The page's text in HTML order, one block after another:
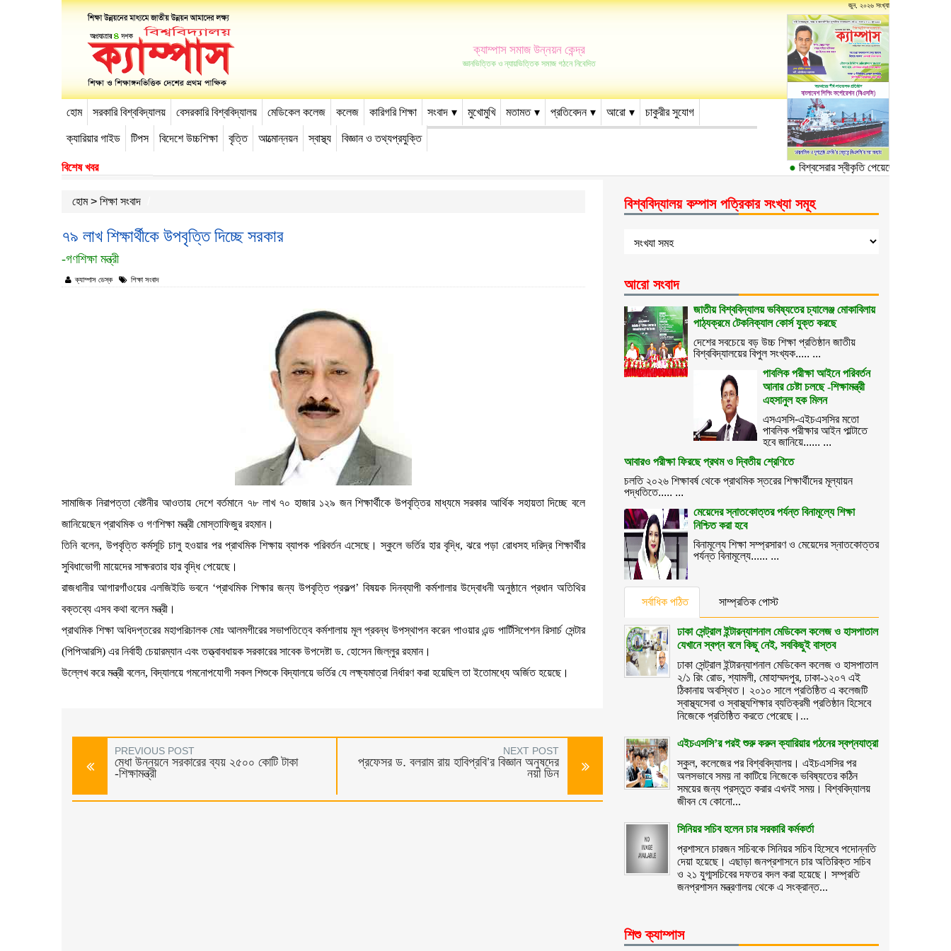
ক্যাম্পাস সমাজ উন্নয়ন কেন্দ্র
জ্ঞানভিত্তিক ও ন্যায়ভিত্তিক সমাজ গঠনে নিবেদিত
জুন, ২০২৬ সংখ্যা
হোম সরকারি বিশ্ববিদ্যালয় বেসরকারি বিশ্ববিদ্যালয় মেডিকেল কলেজ কলেজ কারিগরি শিক্ষা সংবাদ মুখোমুখি মতামত প্রতিবেদন আরো চাকুরীর সুযোগ
ক্যারিয়ার গাইড টিপস বিদেশে উচ্চশিক্ষা বৃত্তি আত্মোন্নয়ন স্বাস্থ্য বিজ্ঞান ও তথ্যপ্রযুক্তি
-->
বিশেষ খবর বিশ্বসেরার স্বীকৃতি পেয়েছে ঢাকা
হোম> শিক্ষা সংবাদ
৭৯ লাখ শিক্ষার্থীকে উপবৃত্তি দিচ্ছে সরকার
-গণশিক্ষা মন্ত্রী
ক্যাম্পাস ডেস্ক শিক্ষা সংবাদ
সামাজিক নিরাপত্তা বেষ্টনীর আওতায় দেশে বর্তমানে ৭৮ লাখ ৭০ হাজার ১২৯ জন শিক্ষার্থীকে উপবৃত্তির মাধ্যমে সরকার আর্থিক সহায়তা দিচ্ছে বলে
জানিয়েছেন প্রাথমিক ও গণশিক্ষা মন্ত্রী মোস্তাফিজুর রহমান।
তিনি বলেন, উপবৃত্তি কর্মসূচি চালু হওয়ার পর প্রাথমিক শিক্ষায় ব্যাপক পরিবর্তন এসেছে। স্কুলে ভর্তির হার বৃদ্ধি, ঝরে পড়া রোধসহ দরিদ্র শিক্ষার্থীর
সুবিধাভোগী মায়েদের সাক্ষরতার হার বৃদ্ধি পেয়েছে।
রাজধানীর আগারগাঁওয়ের এলজিইডি ভবনে ‘প্রাথমিক শিক্ষার জন্য উপবৃত্তি প্রকল্প’ বিষয়ক দিনব্যাপী কর্মশালার উদ্বোধনী অনুষ্ঠানে প্রধান অতিথির
বক্তব্যে এসব কথা বলেন মন্ত্রী।
প্রাথমিক শিক্ষা অধিদপ্তরের মহাপরিচালক মোঃ আলমগীরের সভাপতিত্বে কর্মশালায় মূল প্রবন্ধ উপস্থাপন করেন পাওয়ার এন্ড পার্টিসিপেশন রিসার্চ সেন্টার
(পিপিআরসি) এর নির্বাহী চেয়ারম্যান এবং তত্ত্বাবধায়ক সরকারের সাবেক উপদেষ্টা ড. হোসেন জিল্লুর রহমান।
উল্লেখ করে মন্ত্রী বলেন, বিদ্যালয়ে গমনোপযোগী সকল শিশুকে বিদ্যালয়ে ভর্তির যে লক্ষ্যমাত্রা নির্ধারণ করা হয়েছিল তা ইতোমধ্যে অর্জিত হয়েছে।
PREVIOUS POST
মেধা উন্নয়নে সরকারের ব্যয় ২৫০০ কোটি টাকা
-শিক্ষামন্ত্রী
NEXT POST
প্রফেসর ড. বলরাম রায় হাবিপ্রবি’র বিজ্ঞান অনুষদের
নয়া ডিন
বিশ্ববিদ্যালয় কম্পাস পত্রিকার সংখ্যা সমূহ
আরো সংবাদ
জাতীয় বিশ্ববিদ্যালয় ভবিষ্যতের চ্যালেঞ্জ মোকাবিলায়
পাঠ্যক্রমে টেকনিক্যাল কোর্স যুক্ত করছে
দেশের সবচেয়ে বড় উচ্চ শিক্ষা প্রতিষ্ঠান জাতীয়
বিশ্ববিদ্যালয়ের বিপুল সংখ্যক..... ...
পাবলিক পরীক্ষা আইনে পরিবর্তন
আনার চেষ্টা চলছে -শিক্ষামন্ত্রী
এহসানুল হক মিলন
এসএসসি-এইচএসসির মতো
পাবলিক পরীক্ষার আইন পাল্টাতে
হবে জানিয়ে...... ...
আবারও পরীক্ষা ফিরছে প্রথম ও দ্বিতীয় শ্রেণিতে
চলতি ২০২৬ শিক্ষাবর্ষ থেকে প্রাথমিক স্তরের শিক্ষার্থীদের মূল্যায়ন
পদ্ধতিতে..... ...
মেয়েদের স্নাতকোত্তর পর্যন্ত বিনামূল্যে শিক্ষা
নিশ্চিত করা হবে
বিনামূল্যে শিক্ষা সম্প্রসারণ ও মেয়েদের স্নাতকোত্তর
পর্যন্ত বিনামূল্যে...... ...
সর্বাধিক পঠিত সাম্প্রতিক পোস্ট
ঢাকা সেন্ট্রাল ইন্টারন্যাশনাল মেডিকেল কলেজ ও হাসপাতাল
যেখানে স্বপ্ন বলে কিছু নেই, সবকিছুই বাস্তব
ঢাকা সেন্ট্রাল ইন্টারন্যাশনাল মেডিকেল কলেজ ও হাসপাতাল
২/১ রিং রোড, শ্যামলী, মোহাম্মদপুর, ঢাকা-১২০৭ এই
ঠিকানায় অবস্থিত। ২০১০ সালে প্রতিষ্ঠিত এ কলেজটি
স্বাস্থ্যসেবা ও স্বাস্থ্যশিক্ষার ব্যতিক্রমী প্রতিষ্ঠান হিসেবে
নিজেকে প্রতিষ্ঠিত করতে পেরেছে।...
এইচএসসি’র পরই শুরু করুন ক্যারিয়ার গঠনের স্বপ্নযাত্রা
স্কুল, কলেজের পর বিশ্ববিদ্যালয়। এইচএসসির পর
অলসভাবে সময় না কাটিয়ে নিজেকে ভবিষ্যতের কঠিন
সময়ের জন্য প্রস্তুত করার এখনই সময়। বিশ্ববিদ্যালয়
জীবন যে কোনো...
সিনিয়র সচিব হলেন চার সরকারি কর্মকর্তা
প্রশাসনে চারজন সচিবকে সিনিয়র সচিব হিসেবে পদোন্নতি
দেয়া হয়েছে। এছাড়া জনপ্রশাসনে চার অতিরিক্ত সচিব
ও ২১ যুগ্মসচিবের দফতর বদল করা হয়েছে। সম্প্রতি
জনপ্রশাসন মন্ত্রণালয় থেকে এ সংক্রান্ত...
শিশু ক্যাম্পাস